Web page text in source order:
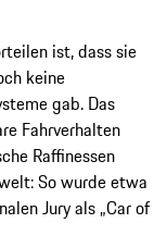
ist, dass sie
keine
gab. Das
Fahrverhalten
Raffinessen
So wurde etwa
Jury als „Car of